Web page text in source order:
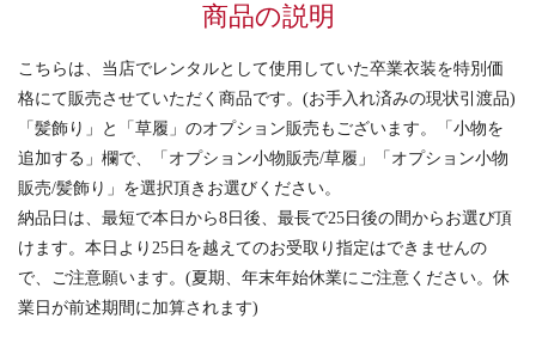
商品の説明
こちらは、当店でレンタルとして使用していた卒業衣装を特別価
格にて販売させていただく商品です。(お手入れ済みの現状引渡品)
「髪飾り」と「草履」のオプション販売もございます。「小物を
追加する」欄で、「オプション小物販売/草履」「オプション小物
販売/髪飾り」を選択頂きお選びください。
納品日は、最短で本日から8日後、最長で25日後の間からお選び頂
けます。本日より25日を越えてのお受取り指定はできませんの
で、ご注意願います。(夏期、年末年始休業にご注意ください。休
業日が前述期間に加算されます)